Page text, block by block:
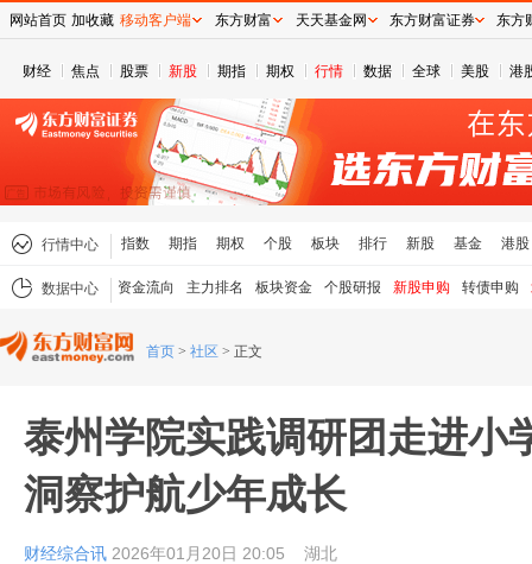
财经 焦点 股票 新股 期指 期权 行情 数据 全球 美股 港
行情中心 指数 期指 期权 个股 板块 排行 新股 基金 港股
数据中心 资金流向 主力排名 板块资金 个股研报 新股申购 转债申购
首页 > 社区 > 正文
泰州学院实践调研团走进小
洞察护航少年成长
财经综合讯 2026年01月20日 20:05 湖北
网站首页 加收藏 移动客户端 东方财富 天天基金网 东方财富证券 东方